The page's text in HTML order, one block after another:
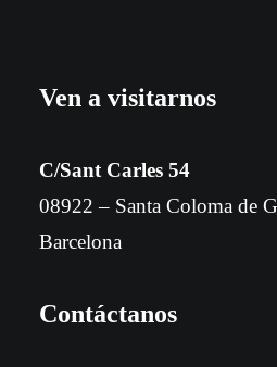
Ven a visitarnos
C/Sant Carles 54
08922 – Santa Coloma de
Barcelona
Contáctanos